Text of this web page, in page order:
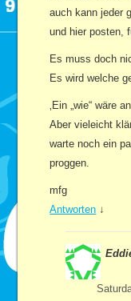
auch kann jeder
und hier posten,
Es muss doch
Es wird welche
‚Ein „wie“ wäre
Aber vieleicht
warte noch ein
proggen.
mfg
Antworten ↓